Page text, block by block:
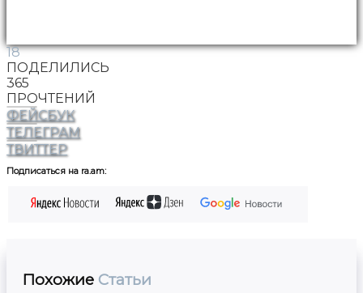
18
ПОДЕЛИЛИСЬ
365
ПРОЧТЕНИЙ
ФЕЙСБУК
ТЕЛЕГРАМ
ТВИТТЕР
Подписаться на ra.am:
Похожие Статьи